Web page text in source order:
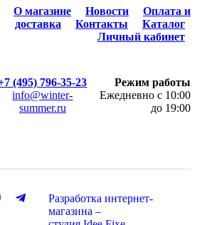
О магазине Новости
Оплата и
доставка
Контакты
Каталог
Личный кабинет
(495) 796-35-23
info@winter-
summer.ru
Режим работы
Ежедневно с 10:00
до 19:00
Разработка интернет-
магазина –